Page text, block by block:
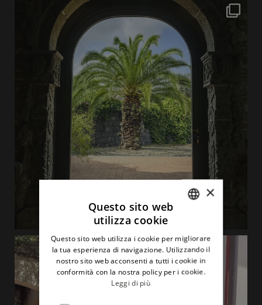
ENGLISH
×
Questo sito web
utilizza cookie
Questo sito web utilizza i cookie per migliorare
la tua esperienza di navigazione. Utilizzando il
nostro sito web acconsenti a tutti i cookie in
conformità con la nostra policy per i cookie.
Leggi di più